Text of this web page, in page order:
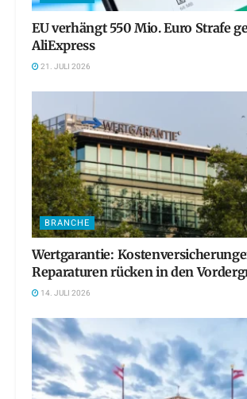
EU verhängt 550 Mio. Euro Strafe
AliExpress
21. JULI 2026
BRANCHE
Wertgarantie:
Reparaturen rücken in den
14. JULI 2026